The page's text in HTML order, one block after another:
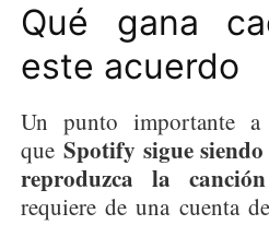
Qué gana
este acuerdo
Un punto importante
queSpotify sigue
reproduzca la
requiere de una cuenta